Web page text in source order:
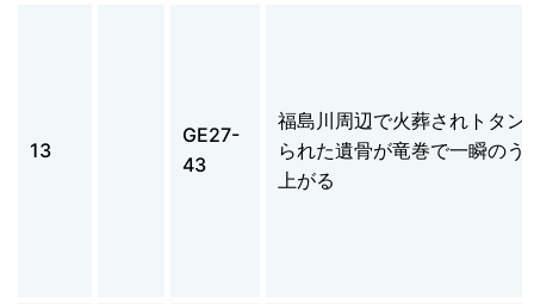
13
GE27-
43
福島川周辺で火葬されトタン
られた遺骨が竜巻で一瞬のう
上がる